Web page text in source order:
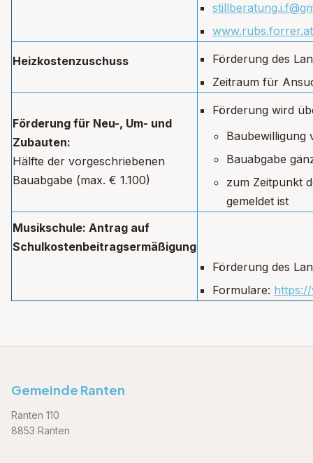
www.rubs.forrer.at
Heizkostenzuschuss
Förderung des
Zeitraum für
Förderung für Neu-, Um- und
Zubauten:
Hälfte der vorgeschriebenen
Bauabgabe (max. € 1.100)
Förderung wird
Baubewilligung
Bauabgabe
zum Zeitpunkt
gemeldet ist
Musikschule: Antrag auf
Schulkostenbeitragsermäßigung
Förderung des
Formulare:
Gemeinde Ranten
Ranten 110
8853 Ranten